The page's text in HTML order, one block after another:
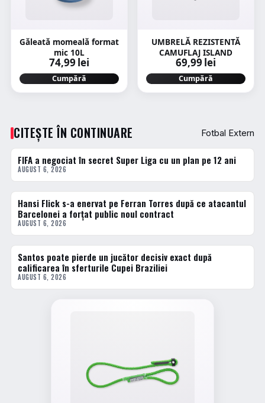
Găleată momeală format
mic 10L
74,99 lei
Cumpără
UMBRELĂ REZISTENTĂ
CAMUFLAJ ISLAND
69,99 lei
Cumpără
CITEȘTE ÎN CONTINUARE Fotbal Extern
FOTBAL EXTERN
FIFA a negociat în secret Super Liga cu un plan pe 12 ani
AUGUST 6, 2026
FOTBAL EXTERN
Hansi Flick s-a enervat pe Ferran Torres după ce atacantul
Barcelonei a forțat public noul contract
AUGUST 6, 2026
FOTBAL EXTERN
Santos poate pierde un jucător decisiv exact după
calificarea în sferturile Cupei Braziliei
AUGUST 6, 2026